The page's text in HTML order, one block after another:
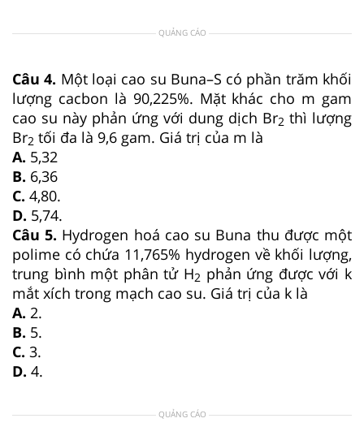
QUẢNG CÁO
Câu 4. Một loại cao su Buna–S có phần trăm khối
lượng cacbon là 90,225%. Mặt khác cho m gam
cao su này phản ứng với dung dịch Br2 thì lượng
Br2 tối đa là 9,6 gam. Giá trị của m là
A. 5,32
B. 6,36
C. 4,80.
D. 5,74.
Câu 5. Hydrogen hoá cao su Buna thu được một
polime có chứa 11,765% hydrogen về khối lượng,
trung bình một phân tử H2 phản ứng được với k
mắt xích trong mạch cao su. Giá trị của k là
A. 2.
B. 5.
C. 3.
D. 4.
QUẢNG CÁO